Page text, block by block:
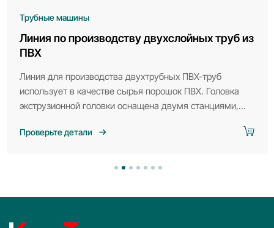
Трубные машины
Линия по производству двухслойных труб из
ПВХ
Линия для производства двухтрубных ПВХ-труб
использует в качестве сырья порошок ПВХ. Головка
экструзионной головки оснащена двумя станциями,
трубы из ПВХ. Она отличается высокой
подходит для массового производства труб малого
Проверьте детали